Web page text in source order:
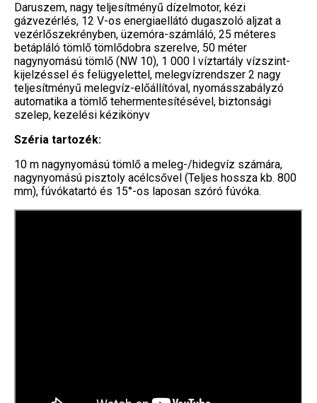
Daruszem, nagy teljesítményű dízelmotor, kézi
gázvezérlés, 12 V-os energiaellátó dugaszoló aljzat a
vezérlőszekrényben, üzemóra-számláló, 25 méteres
betápláló tömlő tömlődobra szerelve, 50 méter
nagynyomású tömlő (NW 10), 1 000 l víztartály vízszint-
kijelzéssel és felügyelettel, melegvízrendszer 2 nagy
teljesítményű melegvíz-előállítóval, nyomásszabályzó
automatika a tömlő tehermentesítésével, biztonsági
szelep, kezelési kézikönyv
Széria tartozék:
10 m nagynyomású tömlő a meleg-/hidegvíz számára,
nagynyomású pisztoly acélcsővel (Teljes hossza kb. 800
mm), fúvókatartó és 15°-os laposan szóró fúvóka.